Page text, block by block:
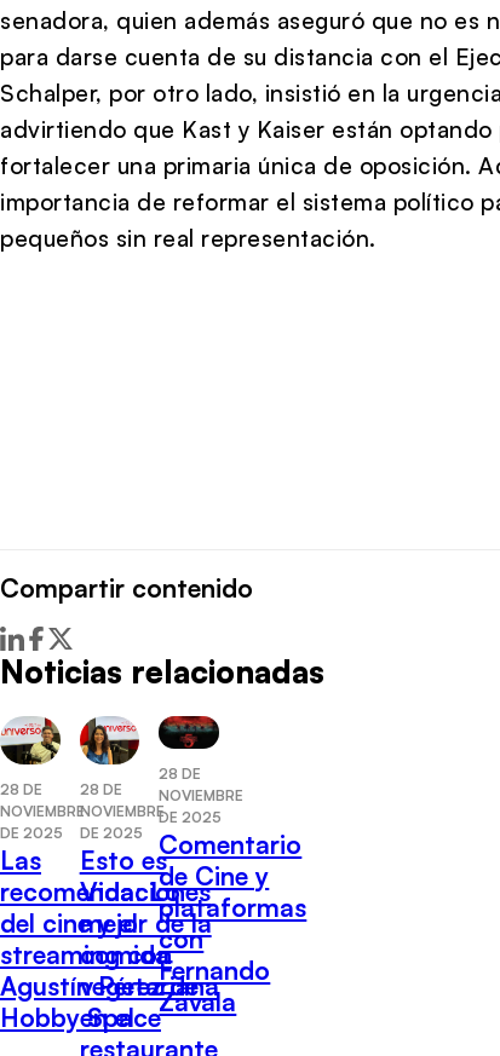
senadora, quien además aseguró que no es
para darse cuenta de su distancia con el
Schalper, por otro lado, insistió en la
advirtiendo que Kast y Kaiser están
fortalecer una primaria única de oposición.
importancia de reformar el sistema político
pequeños sin real representación.
Compartir contenido
Noticias relacionadas
28 DE
NOVIEMBRE
DE 2025
Las
recomendaciones
del cine y el
streaming con
Agustín Pérez de
Hobby Space
28 DE
NOVIEMBRE
DE 2025
Esto es
Vida: Lo
mejor de la
comida
vegetariana
en el
restaurante
28 DE
NOVIEMBRE
DE 2025
Comentario
de Cine y
plataformas
con
Fernando
Zavala